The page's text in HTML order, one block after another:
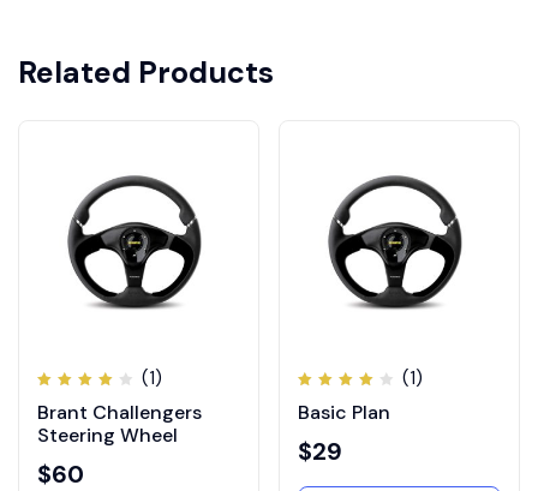
Related Products
en
de 5
(1)
Brant Challengers
Steering Wheel
$60
en
(1)
Basic Plan
$29